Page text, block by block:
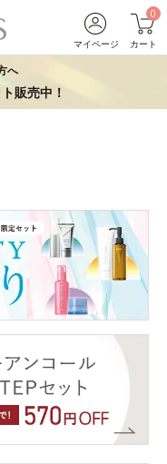
マイページ
0
カート
へ
販売中！